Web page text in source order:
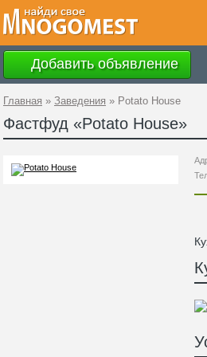
Добавить объявление
Главная » Заведения » Potato House
Фастфуд «Potato House»